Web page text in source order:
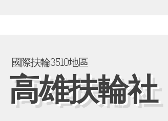
國際扶輪3510地區
高雄扶輪社